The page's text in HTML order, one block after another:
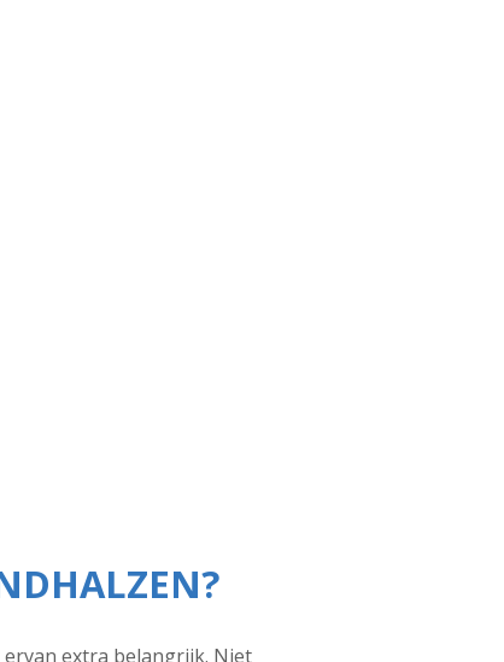
extra belangrijk. Niet